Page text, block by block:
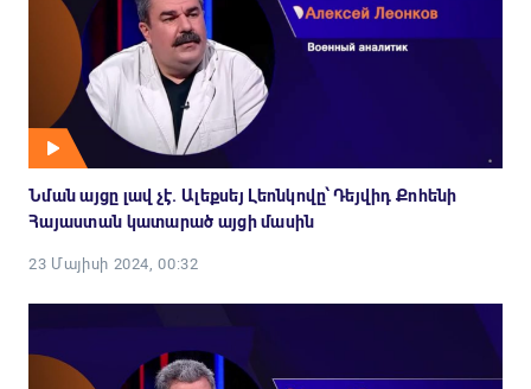
Նման այցը լավ չէ. Ալեքսեյ Լեոնկովը՝ Դեյվիդ Քոհենի
Հայաստան կատարած այցի մասին
23 Մայիսի 2024, 00:32